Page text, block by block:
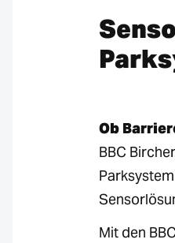
Ob
BBC
Mit den